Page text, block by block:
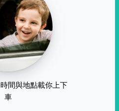
間與地點載你上下
車